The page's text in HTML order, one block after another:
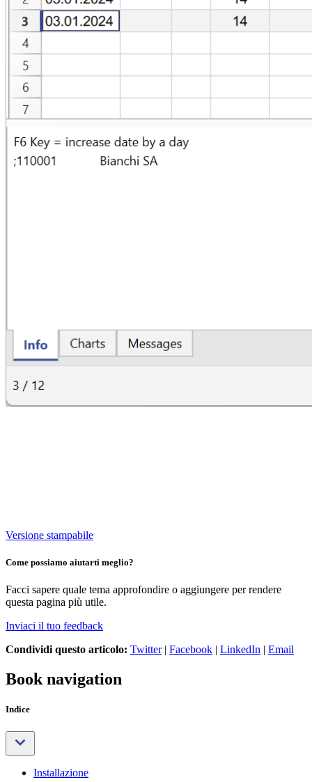
Versione stampabile
Come possiamo aiutarti meglio?
Facci sapere quale tema approfondire o aggiungere per rendere
questa pagina più utile.
Inviaci il tuo feedback
Condividi questo articolo: Twitter| Facebook | LinkedIn | Email
Book navigation
Indice
Installazione